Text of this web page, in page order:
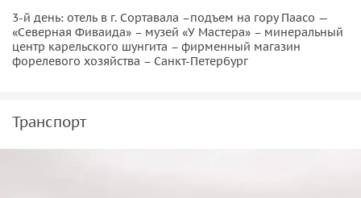
3-й день: отель в г. Сортавала –подъем на гору Паасо —
«Северная Фиваида» – музей «У Мастера» – минеральный
центр карельского шунгита – фирменный магазин
форелевого хозяйства – Санкт-Петербург
Транспорт